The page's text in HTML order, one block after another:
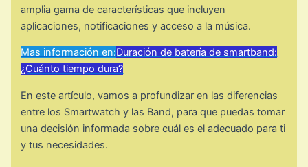
amplia gama de características que incluyen
aplicaciones, notificaciones y acceso a la música.
Mas información en:Duración de batería de smartband:
¿Cuánto tiempo dura?
En este artículo, vamos a profundizar en las diferencias
entre los Smartwatch y las Band, para que puedas tomar
una decisión informada sobre cuál es el adecuado para ti
y tus necesidades.